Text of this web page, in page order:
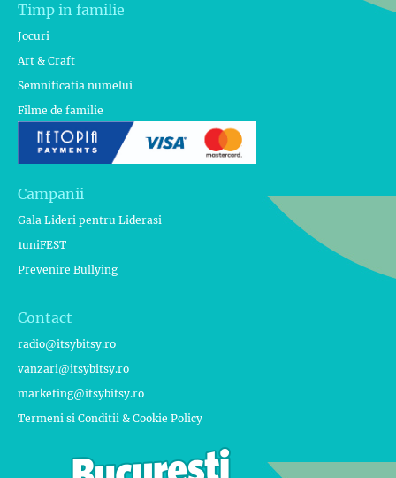
Timp in familie
Jocuri
Art & Craft
Semnificatia numelui
Filme de familie
Campanii
Gala Lideri pentru Liderasi
1uniFEST
Prevenire Bullying
Contact
radio@itsybitsy.ro
vanzari@itsybitsy.ro
marketing@itsybitsy.ro
Termeni si Conditii & Cookie Policy